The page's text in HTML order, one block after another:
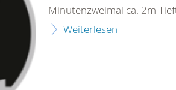
Minutenzweimal ca. 2m
Weiterlesen